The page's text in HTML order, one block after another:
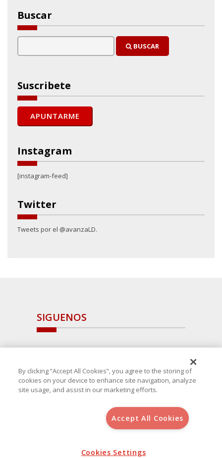
Buscar
BUSCAR
Suscribete
Instagram
[instagram-feed]
Twitter
Tweets por el @avanzaLD.
SIGUENOS
, S.L.U.(B-64405731) c/ San Norberto
Aviso Legal
Política de Cookies
By clicking “Accept All Cookies”, you agree to the storing of
cookies on your device to enhance site navigation, analyze
site usage, and assist in our marketing efforts.
Accept All Cookies
Cookies Settings